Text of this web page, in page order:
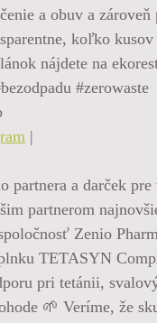
a obuv a
koľko
nájdete na
#zerowaste
|